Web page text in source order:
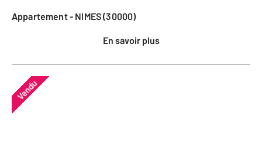
Appartement - NIMES (30000)
En savoir plus
Vendu